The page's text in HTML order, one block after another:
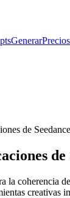
GenerarPrecios
de Seedance
de
la coherencia
creativas